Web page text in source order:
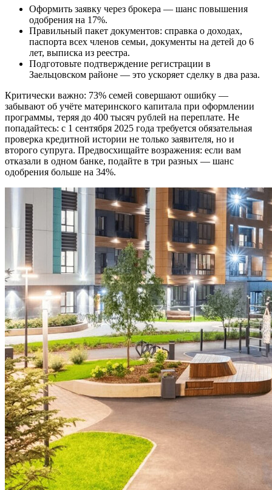
Оформить заявку через брокера — шанс повышения
одобрения на 17%.
Правильный пакет документов: справка о доходах,
паспорта всех членов семьи, документы на детей до 6
лет, выписка из реестра.
Подготовьте подтверждение регистрации в
Заельцовском районе — это ускоряет сделку в два раза.
Критически важно: 73% семей совершают ошибку —
забывают об учёте материнского капитала при оформлении
программы, теряя до 400 тысяч рублей на переплате. Не
попадайтесь: с 1 сентября 2025 года требуется обязательная
проверка кредитной истории не только заявителя, но и
второго супруга. Предвосхищайте возражения: если вам
отказали в одном банке, подайте в три разных — шанс
одобрения больше на 34%.